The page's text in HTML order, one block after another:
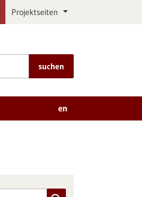
Projektseiten
suchen
en